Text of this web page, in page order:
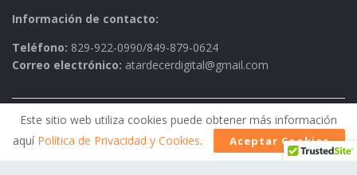
Información de contacto:
Teléfono: 829-922-0990/849-879-0624
Correo electrónico: atardecerdigital@gmail.com
Política de Privacidad AVISO LEGAL
Contactos
Historia
Este sitio web utiliza cookies puede obtener más información
aquí Política de Privacidad y Cookies. Aceptar Cookies